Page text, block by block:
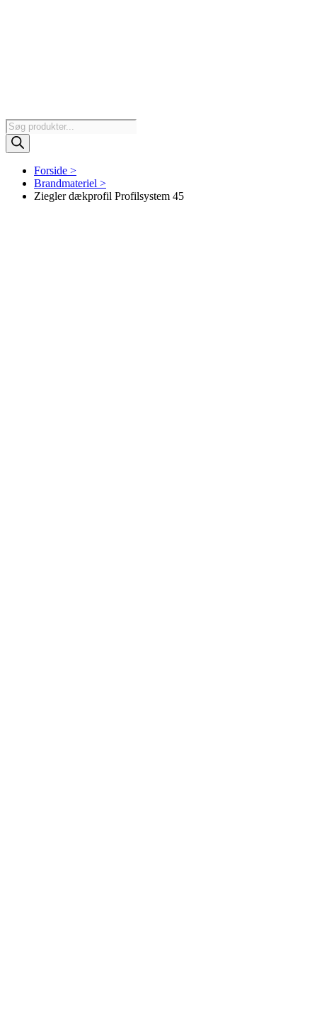
Products
search
Forside >
Brandmateriel >
Ziegler dækprofil Profilsystem 45